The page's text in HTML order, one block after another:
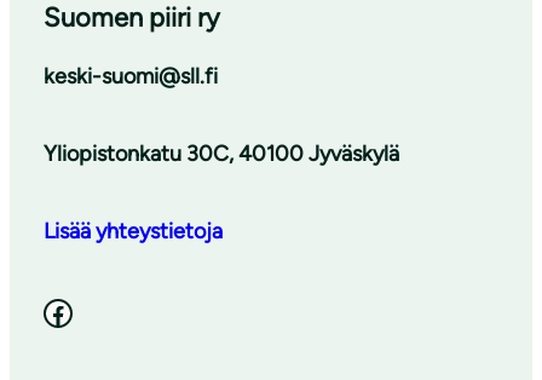
Suomen piiri ry
keski-suomi@sll.fi
Yliopistonkatu 30C, 40100 Jyväskylä
Lisää yhteystietoja
Facebook